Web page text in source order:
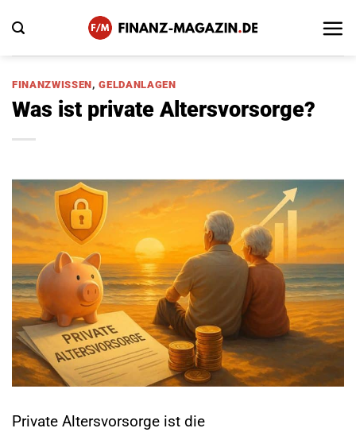
Inhalt
springen
FINANZWISSEN,GELDANLAGEN
Was ist private Altersvorsorge?
Private Altersvorsorge ist die